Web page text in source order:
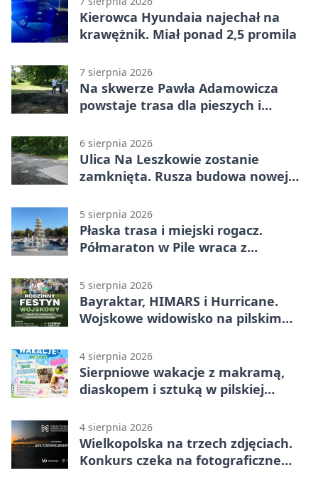
Kierowca Hyundaia najechał na
krawężnik. Miał ponad 2,5 promila
7 sierpnia 2026
Na skwerze Pawła Adamowicza
powstaje trasa dla pieszych i
6 sierpnia 2026
Ulica Na Leszkowie zostanie
zamknięta. Rusza budowa nowej
5 sierpnia 2026
Płaska trasa i miejski rogacz.
Półmaraton w Pile wraca z
5 sierpnia 2026
Bayraktar, HIMARS i Hurricane.
Wojskowe widowisko na pilskim
4 sierpnia 2026
Sierpniowe wakacje z makramą,
diaskopem i sztuką w pilskiej
4 sierpnia 2026
Wielkopolska na trzech zdjęciach.
Konkurs czeka na fotograficzne